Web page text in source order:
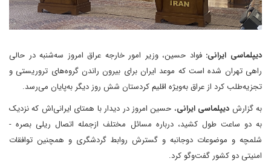
دیپلماسی ایرانی: فواد حسین، وزیر امور خارجه عراق امروز سه‌شنبه در حالی
راهی تهران شده است که موعد ایران برای بیرون راندن گروه‌های تروریستی و
تجزیه‌طلب کرد از عراق به‌ویژه اقلیم کردستان شش روز دیگر به‌پایان می‌رسد.
به گزارش دیپلماسی ایرانی، حسین امروز در دیدار با همتای ایرانی‌اش که نزدیک
به دو ساعت طول کشید، درباره مسائل مختلف ازجمله اتصال ریلی بصره -
شلمچه و موضوعات دوجانبه و گسترش روابط گردشگری و همچنین توافقات
امنیتی دو کشور گفت‌وگو کرد.